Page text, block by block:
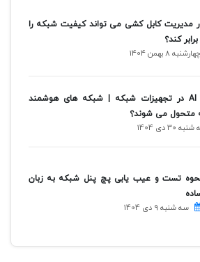
مدیریت کابل کشی می تواند کیفیت شبکه را
کند؟
چهارشنبه 8 بهمن 1404
آینده AI در تجهیزات شبکه | شبکه های هوشمند
متحول می شوند؟
30 دی 1404
تست و عیب یابی پچ پنل شبکه به زبان
سه شنبه 9 دی 1404